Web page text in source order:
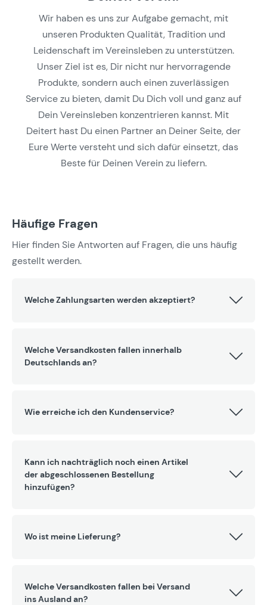
Wir haben es uns zur Aufgabe gemacht, mit
unseren Produkten Qualität, Tradition und
Leidenschaft im Vereinsleben zu unterstützen.
Unser Ziel ist es, Dir nicht nur hervorragende
Produkte, sondern auch einen zuverlässigen
Service zu bieten, damit Du Dich voll und ganz auf
Dein Vereinsleben konzentrieren kannst. Mit
Deitert hast Du einen Partner an Deiner Seite, der
Eure Werte versteht und sich dafür einsetzt, das
Beste für Deinen Verein zu liefern.
Häufige Fragen
Hier finden Sie Antworten auf Fragen, die uns häufig
gestellt werden.
Welche Zahlungsarten werden akzeptiert?
Welche Versandkosten fallen innerhalb
Deutschlands an?
Wie erreiche ich den Kundenservice?
Kann ich nachträglich noch einen Artikel
der abgeschlossenen Bestellung
hinzufügen?
Wo ist meine Lieferung?
Welche Versandkosten fallen bei Versand
ins Ausland an?